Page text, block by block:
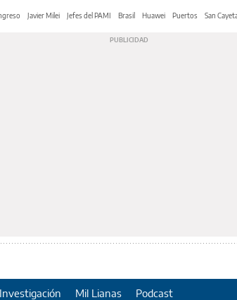
Javier Milei Jefes del PAMI Brasil Huawei Puertos San
Investigación Mil Lianas Podcast